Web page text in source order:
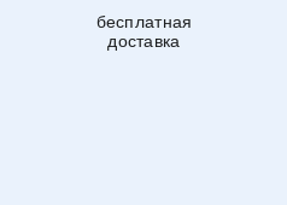
бесплатная
доставка